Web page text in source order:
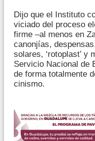
Dijo que el Instituto
viciado del proceso
firme –al menos en
canonjías,
solares, ‘rotoplast’ y
Servicio Nacional de
de forma totalmente
cinismo.